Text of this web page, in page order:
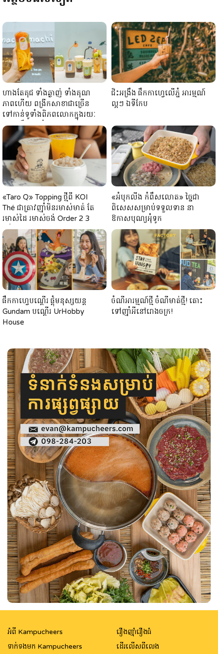
ហាងតែគុជ ទាំងឆ្ងាញ់ ទាំងគុណ
ភាពហើយ ពង្រីកសាខាជាច្រើន
ទៅកាន់ទូទាំងពិភពលោកក្នុងរយៈ
ពេលត្រឹម 1 ឆ្នាំ
ជិះអង្រឹង ផឹកកាហ្វេលើភ្នំ អារម្មណ៍
ល្អៗ ឯទីកែប
«Taro Q» Topping ថ្មីពី KOI
Thé ជាត្រាវញ៉ាំមិនរមាស់មាត់ តែ
រមាស់ដៃ រមាស់ចង់ Order 2 3
ញ៉ាំថែម
«អំបុកលីង កំពឹសលោត» ច្នៃជា
ពិសេសសម្រាប់ទទួលទាន នា
ឱកាសបុណ្យអុំទូក
ផឹកកាហ្វេបណ្តើរ ផ្តុំមនុស្សយន្ត
Gundam បណ្តើរ UrHobby
House
ចំណីអារម្មណ៍ថ្មី ចំណីមាត់ថ្មី! តោះ
ទៅញ៉ាំអីនៅរោងចក្រ!
អំពី Kampucheers
ទាក់ទងមក Kampucheers
រឿងញ៉ាំរឿងធំ
ដើរលើសពីលេង